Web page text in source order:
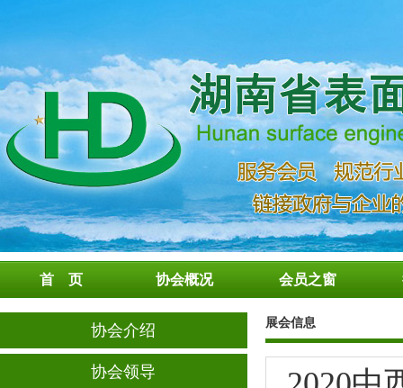
首 页 协会概况 会员之窗
协会介绍
协会领导
展会信息